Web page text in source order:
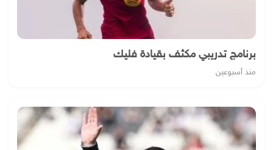
برنامج تدريبي مكثف بقيادة فليك
منذ أسبوعين